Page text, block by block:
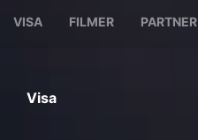
VISA FILMER PARTNER
Visa